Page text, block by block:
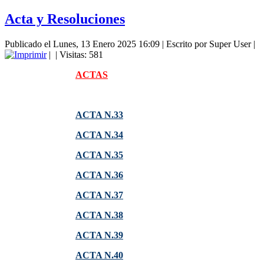
Acta y Resoluciones
Publicado el Lunes, 13 Enero 2025 16:09 | Escrito por Super User|
| | Visitas: 581
ACTAS
ACTA N.33
ACTA N.34
ACTA N.35
ACTA N.36
ACTA N.37
ACTA N.38
ACTA N.39
ACTA N.40